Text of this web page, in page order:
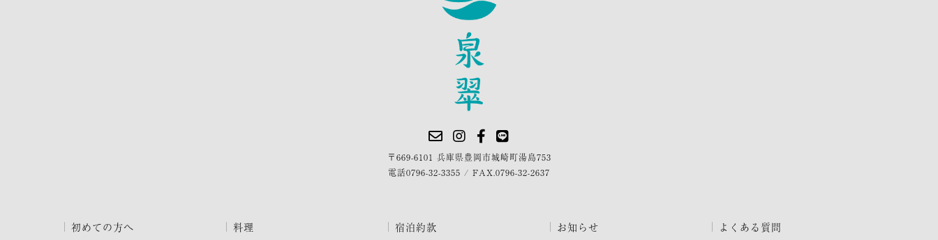
〒669-6101 兵庫県豊岡市城崎町湯島753
電話0796-32-3355 / FAX.0796-32-2637
初めての方へ 料理 宿泊約款 お知らせ よくある質問